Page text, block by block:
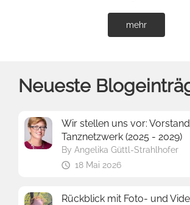
mehr
Neueste
Wir stellen uns vor:
Tanznetzwerk (2025 - 2029)
ByAngelika Güttl-Strahlhofer
18 Mai 2026
Rückblick mit Foto- und